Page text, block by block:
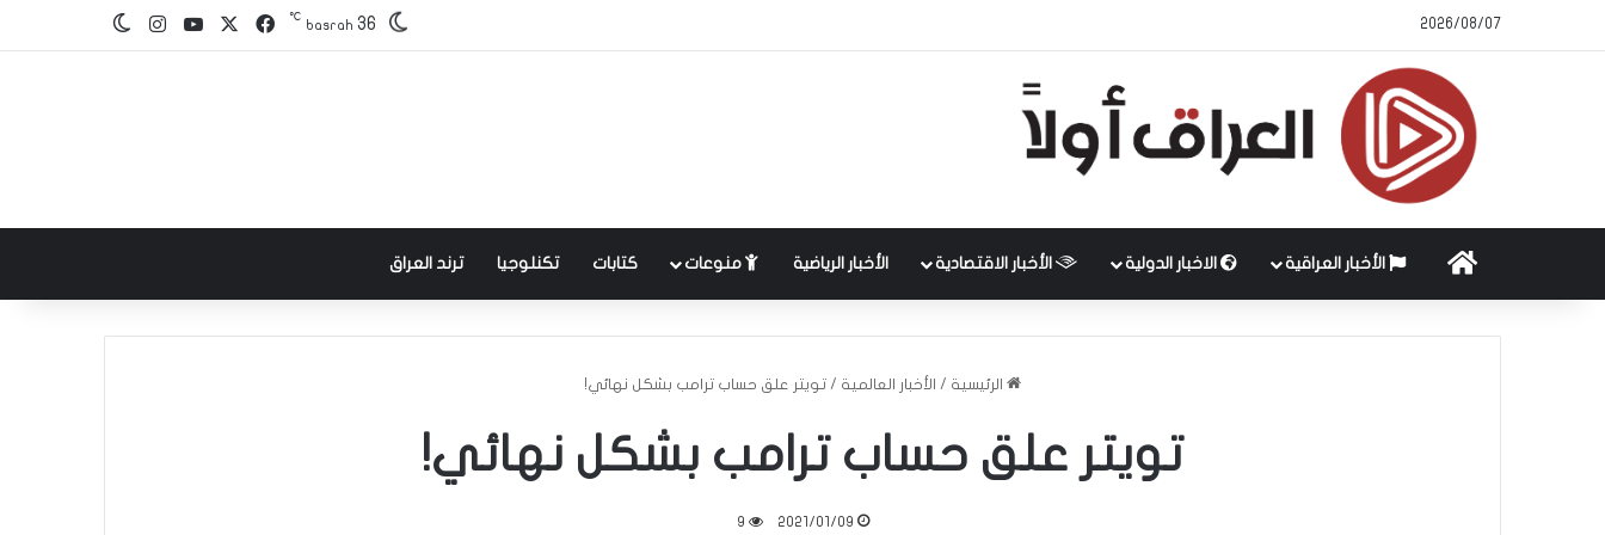
2026/08/07
basrah 36
℃ فيسبوك‫YouTube
انستقرامالوضع المظلم
الرئيسية الأخبار العراقية الاخبار الدولية الأخبار الاقتصادية الأخبار الرياضية منوعات كتابات تكنلوجيا ترند العراق
الرئيسية / الأخبار العالمية / تويتر علق حساب ترامب بشكل نهائي!
تويتر علق حساب ترامب بشكل نهائي!
2021/01/09
9